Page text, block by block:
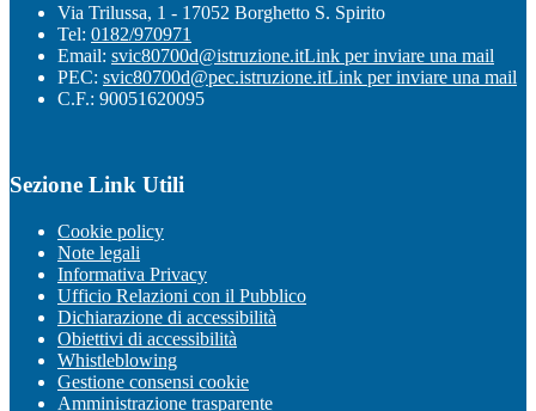
Via Trilussa, 1 - 17052 Borghetto S. Spirito
Tel: 0182/970971
Email: svic80700d@istruzione.itLink per inviare una mail
PEC: svic80700d@pec.istruzione.itLink per inviare una mail
C.F.: 90051620095
Sezione Link Utili
Cookie policy
Note legali
Informativa Privacy
Ufficio Relazioni con il Pubblico
Dichiarazione di accessibilità
Obiettivi di accessibilità
Whistleblowing
Gestione consensi cookie
Amministrazione trasparente